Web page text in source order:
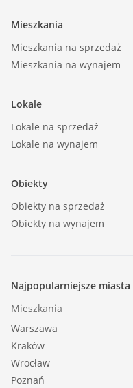
Mieszkania
Mieszkania na sprzedaż
Mieszkania na wynajem
Lokale
Lokale na sprzedaż
Lokale na wynajem
Obiekty
Obiekty na sprzedaż
Obiekty na wynajem
Najpopularniejsze miasta
Mieszkania
Warszawa
Kraków
Wrocław
Poznań